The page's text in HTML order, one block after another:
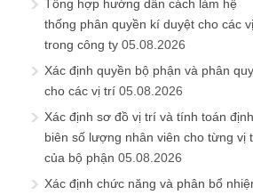
Tổng hợp hướng dẫn cách làm hệ
thống phân quyền kí duyệt cho các
trong công ty 05.08.2026
Xác định quyền bộ phận và phân
cho các vị trí 05.08.2026
Xác định sơ đồ vị trí và tính toán định
biên số lượng nhân viên cho từng vị
của bộ phận 05.08.2026
Xác định chức năng và phân bổ